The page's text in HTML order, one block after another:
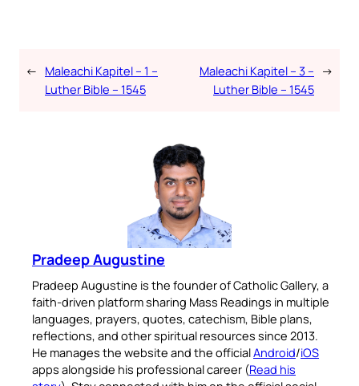
← Maleachi Kapitel – 1 –
Luther Bible – 1545
Maleachi Kapitel – 3 –
Luther Bible – 1545
→
Pradeep Augustine
Pradeep Augustine is the founder of Catholic Gallery, a
faith-driven platform sharing Mass Readings in multiple
languages, prayers, quotes, catechism, Bible plans,
reflections, and other spiritual resources since 2013.
He manages the website and the officialAndroid/iOS
apps alongside his professional career (Read his